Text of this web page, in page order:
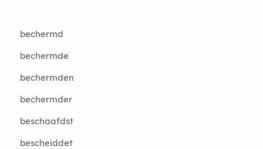
bechermd
bechermde
bechermden
bechermder
beschaafdst
bescheiddet